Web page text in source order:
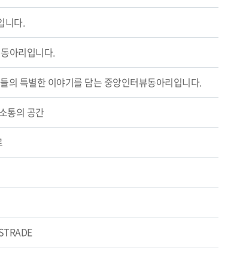
니다.
아리입니다.
특별한 이야기를 담는 중앙인터뷰동아리입니다.
통의 공간